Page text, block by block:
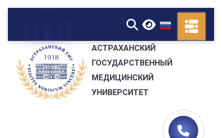
▼
АСТРАХАНСКИЙ
ГОСУДАРСТВЕННЫЙ
МЕДИЦИНСКИЙ
УНИВЕРСИТЕТ